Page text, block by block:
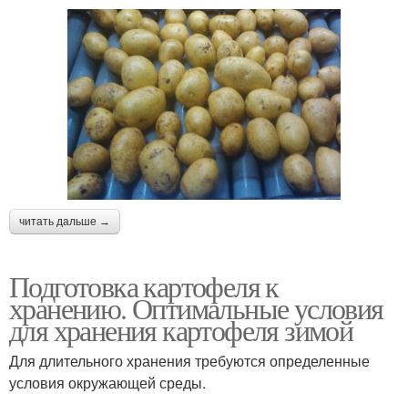
читать дальше →
Подготовка картофеля к
хранению. Оптимальные условия
для хранения картофеля зимой
Для длительного хранения требуются определенные
условия окружающей среды.